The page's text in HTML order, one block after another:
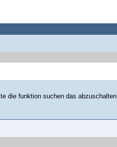
die funktion suchen das abzuschalten